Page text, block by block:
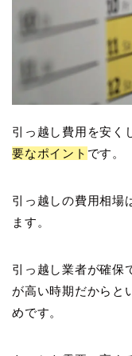
引っ越し費用を安く
要なポイント です。
引っ越しの費用相場
ます。
引っ越し業者が確保
が高い時期だからと
めです。